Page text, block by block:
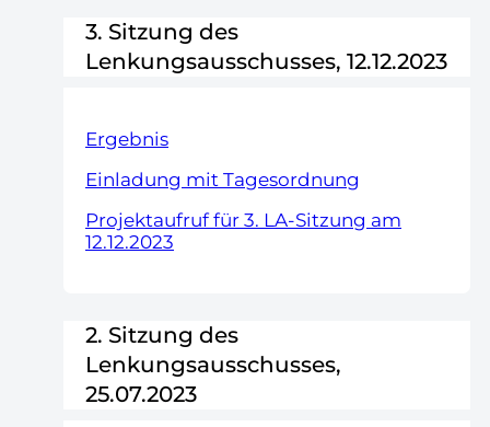
3. Sitzung des
Lenkungsausschusses, 12.12.2023
Ergebnis
Einladung mit Tagesordnung
Projektaufruf für 3. LA-Sitzung am
12.12.2023
2. Sitzung des
Lenkungsausschusses,
25.07.2023